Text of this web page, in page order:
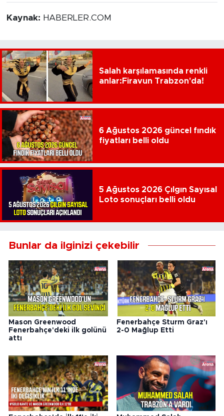
Kaynak: HABERLER.COM
Salah karşılamasında renkli
anlar:Firavun Trabzon'da!
6 Ağustos 2026 güncel fındık
fiyatları belli oldu
5 Ağustos 2026 Çılgın Sayısal
Loto sonuçları belli oldu
Bunlar da ilginizi çekebilir
Mason Greenwood
Fenerbahçe'deki ilk golünü
attı
Fenerbahçe Sturm Graz'ı
2-0 Mağlup Etti